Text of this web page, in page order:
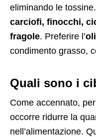
eliminando le
carciofi, finocchi,
fragole. Preferire l’
condimento grasso,
Quali sono i
Come accennato, per
occorre ridurre la
nell’alimentazione.